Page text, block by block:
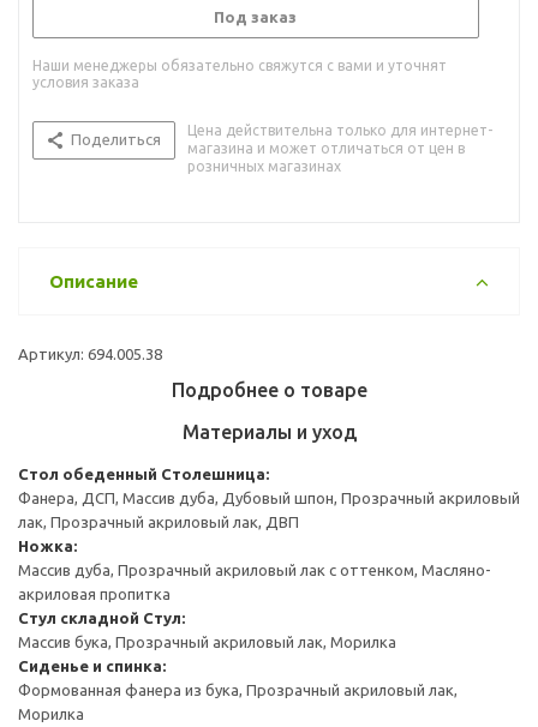
Под заказ
Наши менеджеры обязательно свяжутся с вами и уточнят
условия заказа
Поделиться
Цена действительна только для интернет-
магазина и может отличаться от цен в
розничных магазинах
Описание
Артикул: 694.005.38
Подробнее о товаре
Материалы и уход
Стол обеденный Столешница:
Фанера, ДСП, Массив дуба, Дубовый шпон, Прозрачный акриловый
лак, Прозрачный акриловый лак, ДВП
Ножка:
Массив дуба, Прозрачный акриловый лак с оттенком, Масляно-
акриловая пропитка
Стул складной Стул:
Массив бука, Прозрачный акриловый лак, Морилка
Сиденье и спинка:
Формованная фанера из бука, Прозрачный акриловый лак,
Морилка